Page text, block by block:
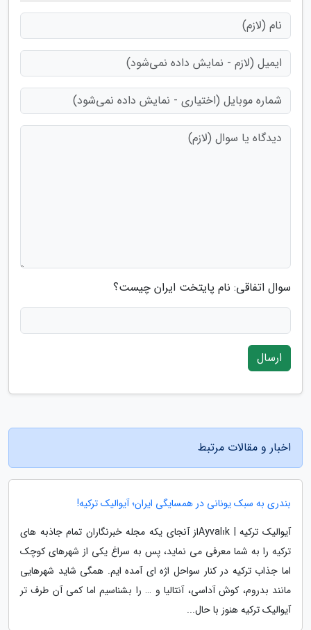
سوال اتفاقی: نام پایتخت ایران چیست؟
ارسال
اخبار و مقالات مرتبط
بندری به سبک یونانی در همسایگی ایران؛ آیوالیک ترکیه!
آیوالیک ترکیه | Ayvalıkاز آنجای یکه مجله خبرنگاران تمام جاذبه های
ترکیه را به شما معرفی می نماید، پس به سراغ یکی از شهرهای کوچک
اما جذاب ترکیه در کنار سواحل اژه ای آمده ایم. همگی شاید شهرهایی
مانند بدروم، کوش آداسی، آنتالیا و … را بشناسیم اما کمی آن طرف تر
آیوالیک ترکیه هنوز با حال...